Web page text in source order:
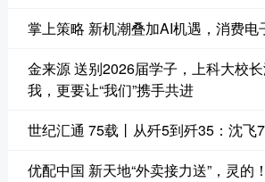
掌上策略 新机潮叠加AI机遇，消费电
金来源 送别2026届学子，上科大校
我，更要让“我们”携手共进
世纪汇通 75载丨从歼5到歼35：沈飞
优配中国 新天地“外卖接力送”，灵的